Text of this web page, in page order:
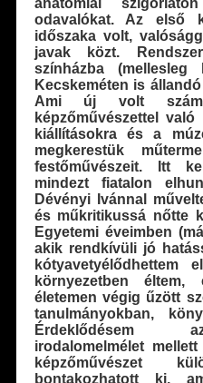
anatómiai
odavalókat. Az első
időszaka volt,
javak közt.
színházba (mellesleg
Kecskeméten is
Ami új volt
képzőművészettel
kiállításokra és a
megkerestük
festőművészeit. Itt
mindezt fiatalon
Dévényi Ivánnal
és műkritikussá nőtte
Egyetemi éveimben
akik rendkívüli jó
kótyavetyélődhettem
környezetben
életemen végig űzött
tanulmányokban,
Érdeklődésem
irodalomelmélet
képzőművészet
bontakozhatott ki,